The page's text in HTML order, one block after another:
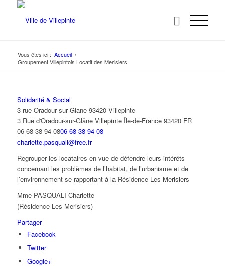
Vous êtes ici : Accueil /
Groupement Villepintois Locatif des Merisiers
Solidarité & Social
3 rue Oradour sur Glane 93420 Villepinte
3 Rue d'Oradour-sur-Glâne Villepinte Île-de-France 93420 FR
06 68 38 94 0806 68 38 94 08
charlette.pasquali@free.fr
Regrouper les locataires en vue de défendre leurs intérêts
concernant les problèmes de l’habitat, de l’urbanisme et de
l’environnement se rapportant à la Résidence Les Merisiers
Mme PASQUALI Charlette
(Résidence Les Merisiers)
Partager
Facebook
Twitter
Google+